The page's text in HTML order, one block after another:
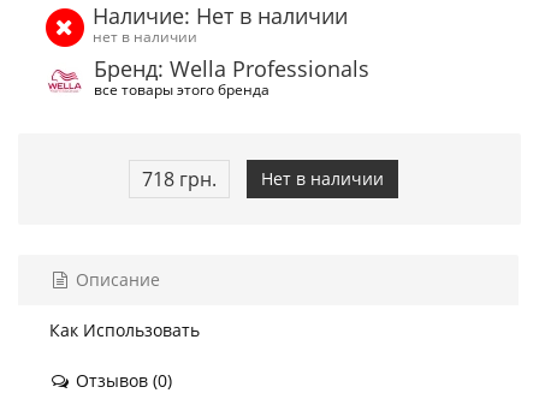
Наличие: Нет в наличии
нет в наличии
Бренд: Wella Professionals
все товары этого бренда
718 грн. Нет в наличии
Описание
Как Использовать
Отзывов (0)